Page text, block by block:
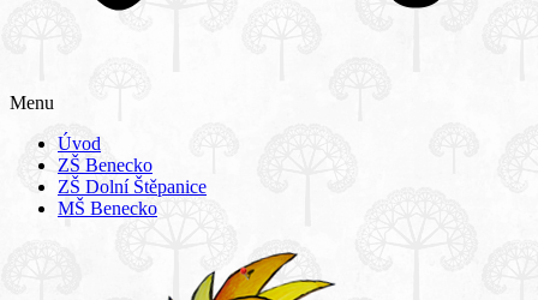
Menu
Úvod
ZŠ Benecko
ZŠ Dolní Štěpanice
MŠ Benecko